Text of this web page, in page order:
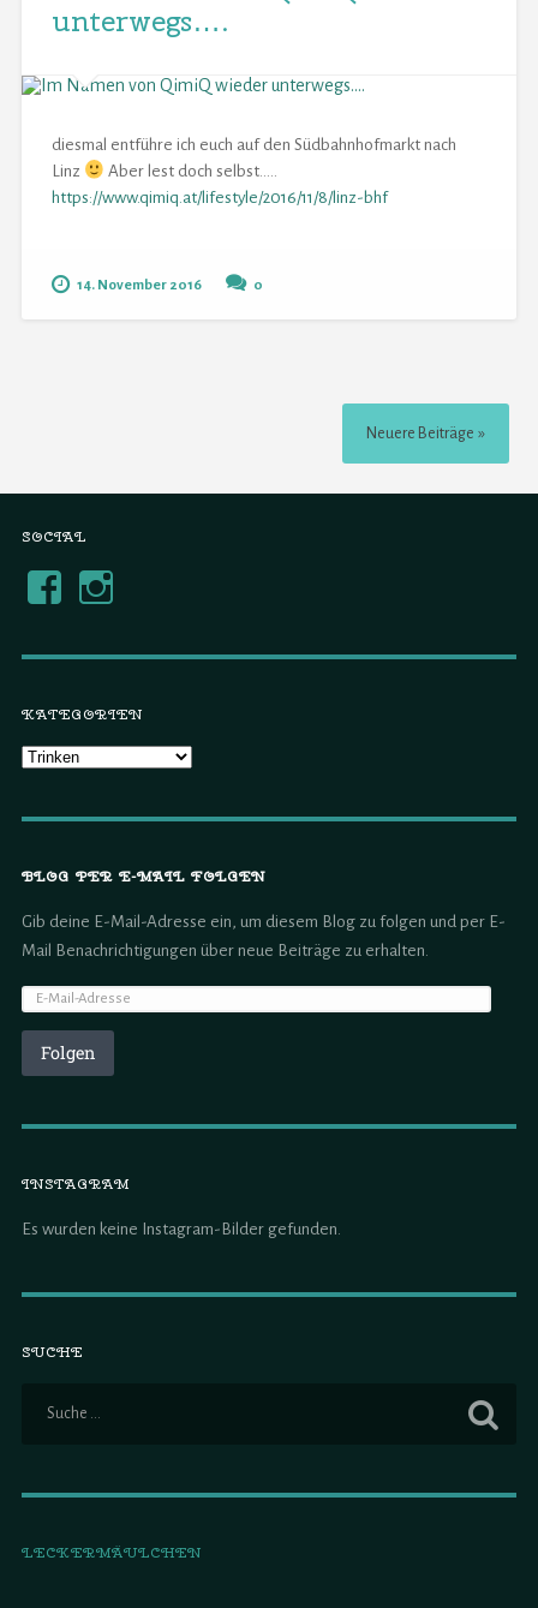
unterwegs….
diesmal entführe ich euch auf den Südbahnhofmarkt nach
Linz
Aber lest doch selbst.....
https://www.qimiq.at/lifestyle/2016/11/8/linz-bhf
14. November 2016 0
Neuere Beiträge
SOCIAL
KATEGORIEN
BLOG PER E-MAIL FOLGEN
Gib deine E-Mail-Adresse ein, um diesem Blog zu folgen und per E-
Mail Benachrichtigungen über neue Beiträge zu erhalten.
Folgen
INSTAGRAM
Es wurden keine Instagram-Bilder gefunden.
SUCHE
LECKERMÄULCHEN